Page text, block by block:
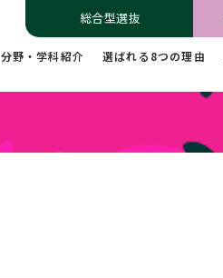
総合型選抜
分野・学科紹介 選ばれる8つの理由